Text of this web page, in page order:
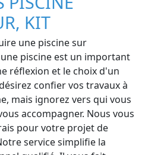
KIT
une piscine sur
piscine est un important
réflexion et le choix d'un
confier vos travaux à
mais ignorez vers qui vous
accompagner. Nous vous
pour votre projet de
service simplifie la